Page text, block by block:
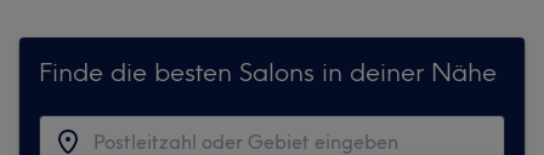
Finde die besten Salons in deiner Nähe